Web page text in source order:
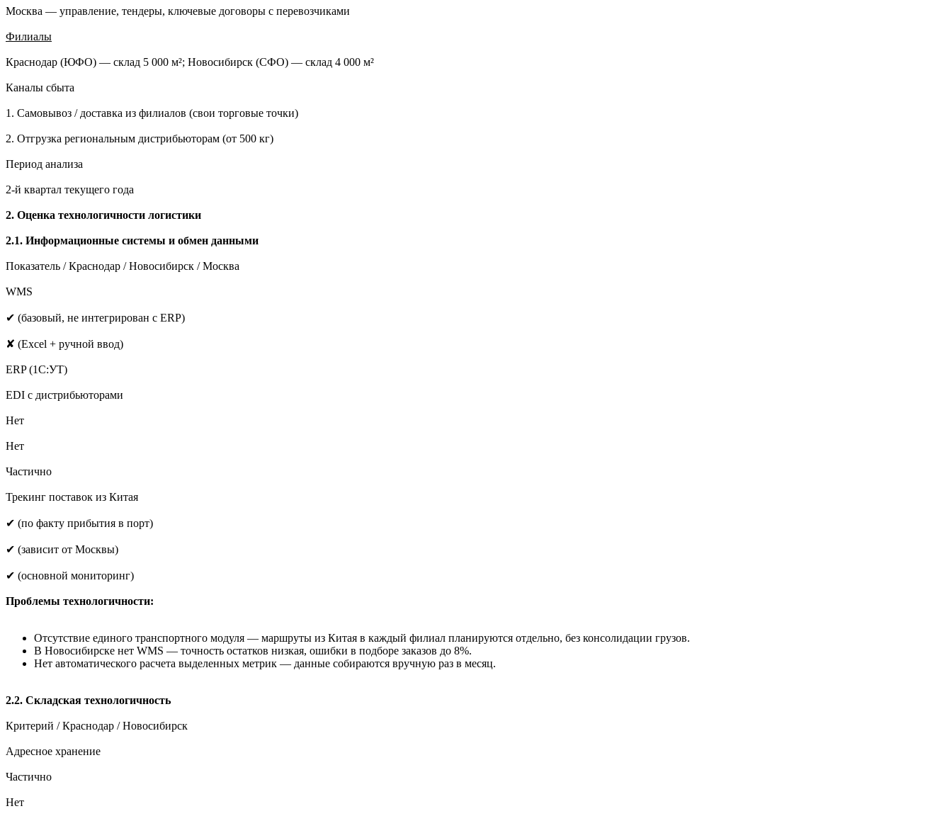
Москва — управление, тендеры, ключевые договоры с перевозчиками
Филиалы
Краснодар (ЮФО) — склад 5 000 м²; Новосибирск (СФО) — склад 4 000 м²
Каналы сбыта
1. Самовывоз / доставка из филиалов (свои торговые точки)
2. Отгрузка региональным дистрибьюторам (от 500 кг)
Период анализа
2-й квартал текущего года
2. Оценка технологичности логистики
2.1. Информационные системы и обмен данными
Показатель / Краснодар / Новосибирск / Москва
WMS
✔ (базовый, не интегрирован с ERP)
✘ (Excel + ручной ввод)
ERP (1С:УТ)
EDI с дистрибьюторами
Нет
Нет
Частично
Трекинг поставок из Китая
✔ (по факту прибытия в порт)
✔ (зависит от Москвы)
✔ (основной мониторинг)
Проблемы технологичности:
Отсутствие единого транспортного модуля — маршруты из Китая в каждый филиал планируются отдельно, без консолидации грузов.
В Новосибирске нет WMS — точность остатков низкая, ошибки в подборе заказов до 8%.
Нет автоматического расчета выделенных метрик — данные собираются вручную раз в месяц.
2.2. Складская технологичность
Критерий / Краснодар / Новосибирск
Адресное хранение
Частично
Нет